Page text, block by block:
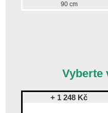
90 cm
Vyberte
+ 1 248 Kč